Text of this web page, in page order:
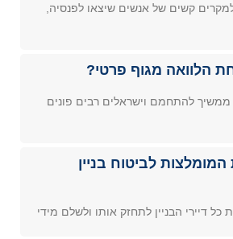
קשים של אנשים שיצאו לפנסיה,
הלוואה מגוף פרטי?
להתחמם וישראלים רבים פונים
לביטוח בניין
כל דיירי הבניין לתחזק אותו ולשלם מידי